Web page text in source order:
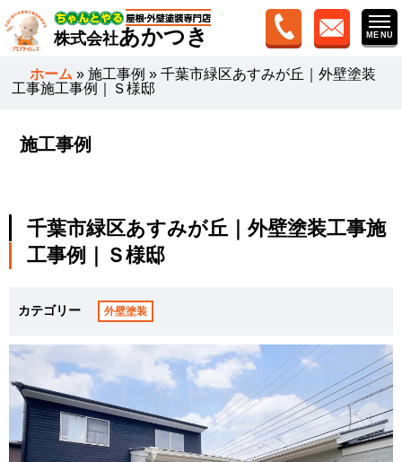
株式会社あかつき
ホーム »施工事例 »千葉市緑区あすみが丘｜外壁塗装
工事施工事例｜Ｓ様邸
施工事例
千葉市緑区あすみが丘｜外壁塗装工事施
工事例｜Ｓ様邸
カテゴリー 外壁塗装